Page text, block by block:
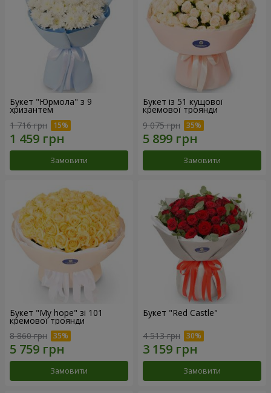
Букет "Юрмола" з 9
хризантем
1 716 грн
Замовити
Букет із 51 кущової
кремової троянди
9 075 грн
Замовити
Букет "My hope" зі 101
кремової троянди
8 860 грн
Замовити
Букет "Red Castle"
4 513 грн
Замовити